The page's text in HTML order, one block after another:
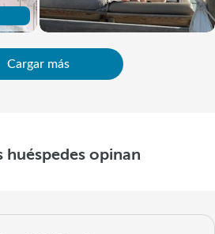
tus eventos
Cargar más
huéspedes opinan